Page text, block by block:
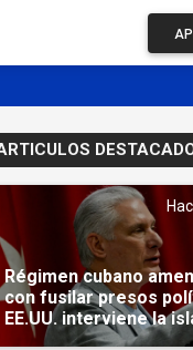
Régimen cubano
con fusilar presos
EE.UU. interviene la
(Video)